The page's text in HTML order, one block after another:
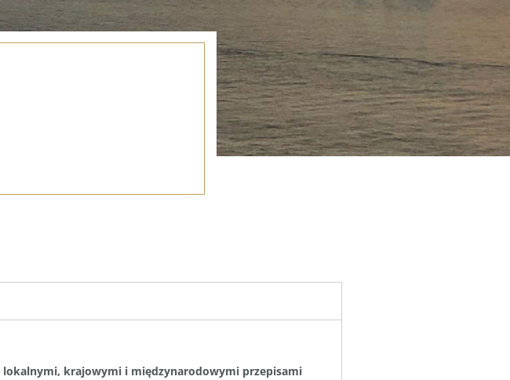
lokalnymi, krajowymi i międzynarodowymi przepisami